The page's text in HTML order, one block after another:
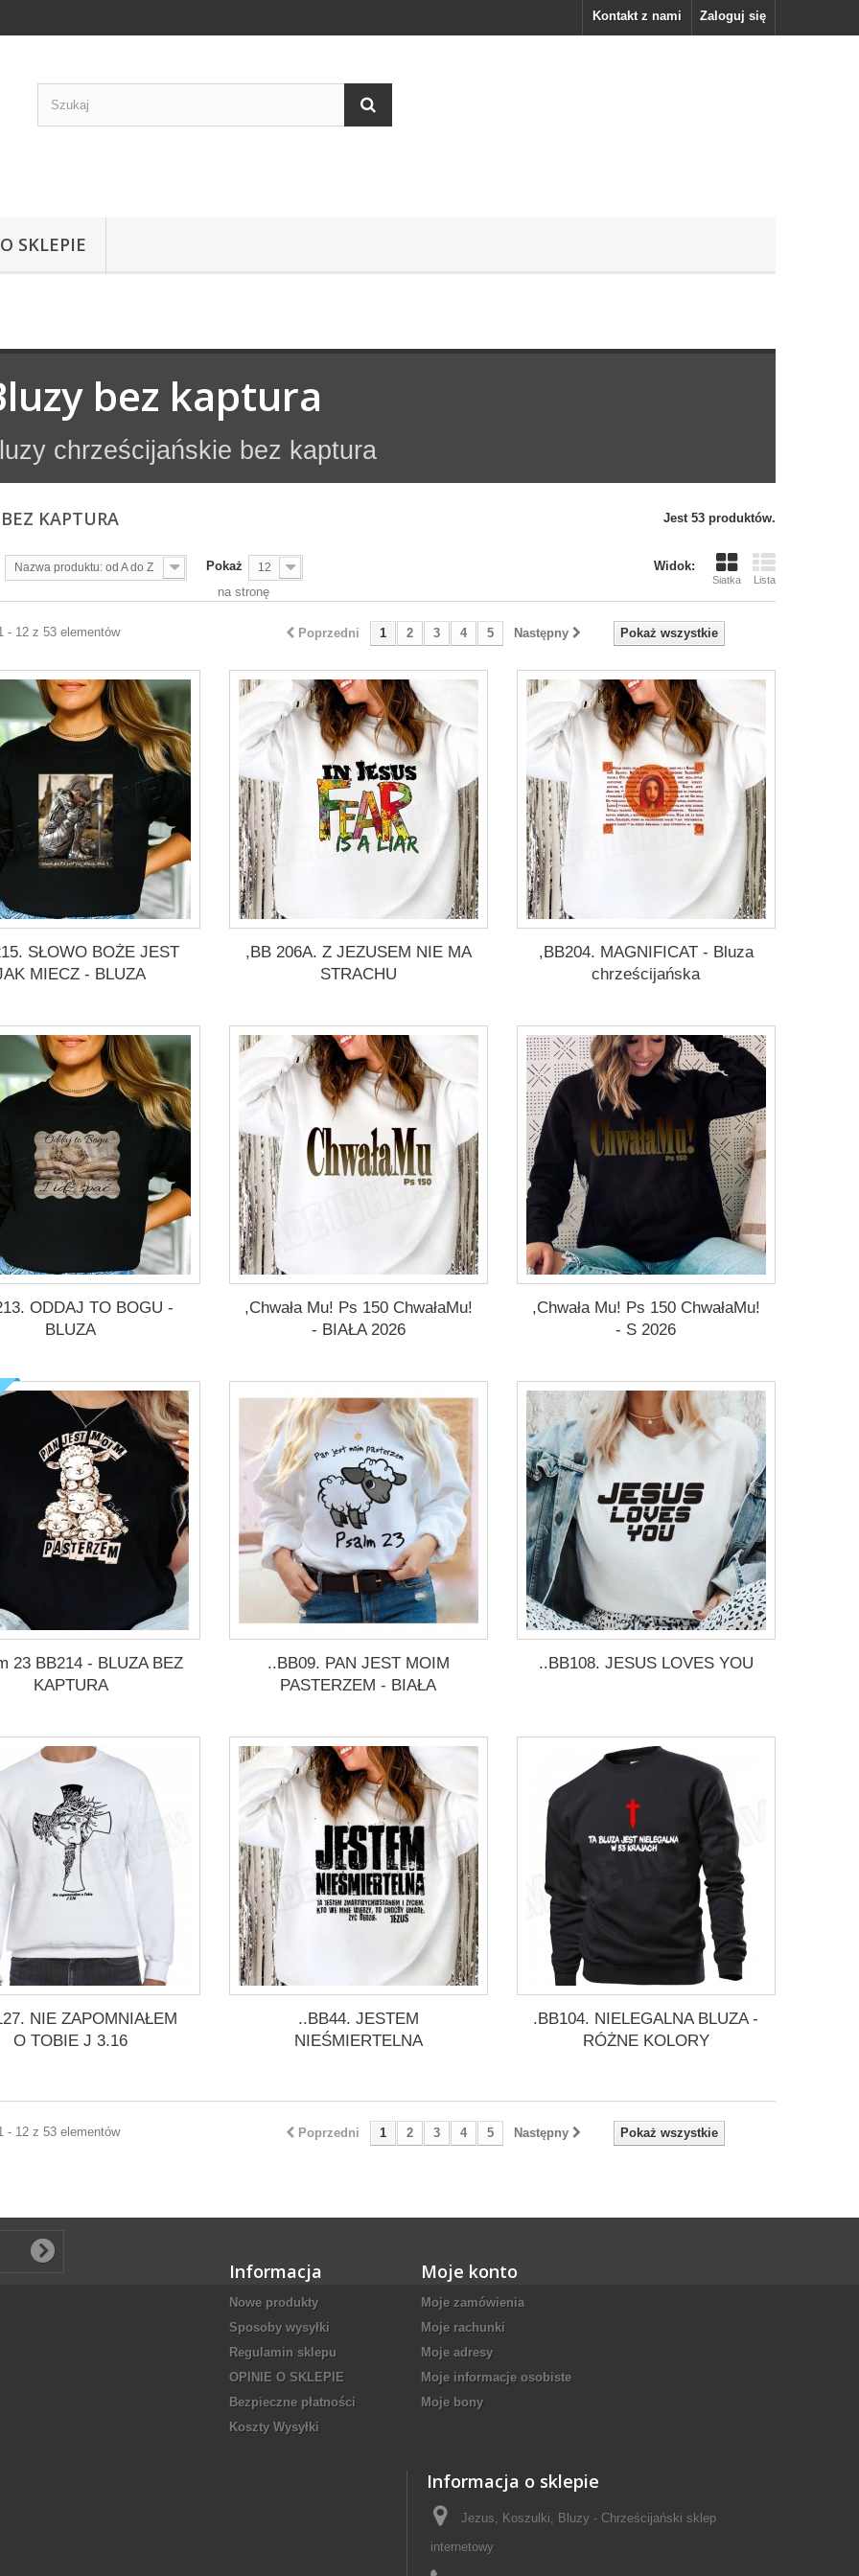
Zaloguj się
Kontakt z nami
SKLEPIE
bez kaptura
chrześcijańskie bez kaptura
KAPTURA Jest 53 produktów.
Widok:
Siatka Lista
Nazwa produktu: od A do Z Pokaż 12
na stronę
Pokaż wszystkie
Poprzedni 1 2 3 4 5 Następny
- 12 z 53 elementów
SŁOWO BOŻE JEST
MIECZ - BLUZA
,BB 206A. Z JEZUSEM NIE MA
STRACHU
,BB204. MAGNIFICAT - Bluza
chrześcijańska
ODDAJ TO BOGU -
BLUZA
,Chwała Mu! Ps 150 ChwałaMu!
- BIAŁA 2026
,Chwała Mu! Ps 150 ChwałaMu!
- S 2026
23 BB214 - BLUZA BEZ
KAPTURA
..BB09. PAN JEST MOIM
PASTERZEM - BIAŁA
..BB108. JESUS LOVES YOU
NIE ZAPOMNIAŁEM
O TOBIE J 3.16
..BB44. JESTEM
NIEŚMIERTELNA
.BB104. NIELEGALNA BLUZA -
RÓŻNE KOLORY
Pokaż wszystkie
Poprzedni 1 2 3 4 5 Następny
- 12 z 53 elementów
Informacja
Nowe produkty
Sposoby wysyłki
Regulamin sklepu
OPINIE O SKLEPIE
Bezpieczne płatności
Koszty Wysyłki
Moje konto
Moje zamówienia
Moje rachunki
Moje adresy
Moje informacje osobiste
Moje bony
Informacja o sklepie
Jezus, Koszulki, Bluzy - Chrześcijański sklep
internetowy